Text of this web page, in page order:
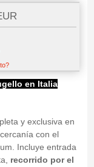
en Italia
y exclusiva en
con el
Incluye entrada
recorrido por el